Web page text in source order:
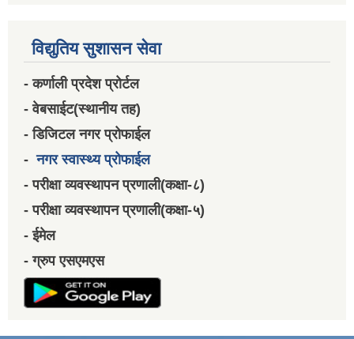
विद्युतिय सुशासन सेवा
- कर्णाली प्रदेश प्रोर्टल
- वेबसाईट(स्थानीय तह)
- डिजिटल नगर प्रोफाईल
-नगर स्वास्थ्य प्रोफाईल
- परीक्षा व्यवस्थापन प्रणाली(कक्षा-८)
- परीक्षा व्यवस्थापन प्रणाली(कक्षा-५)
- ईमेल
- ग्रुप एसएमएस